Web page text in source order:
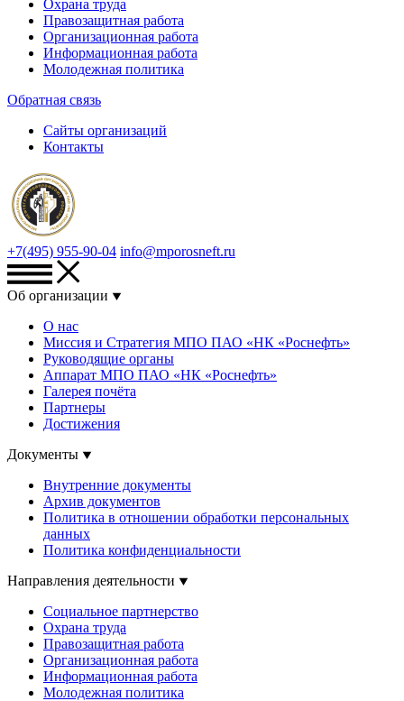
Охрана труда
Правозащитная работа
Организационная работа
Информационная работа
Молодежная политика
Обратная связь
Сайты организаций
Контакты
+7(495) 955-90-04 info@mporosneft.ru
Об организации
О нас
Миссия и Стратегия МПО ПАО «НК «Роснефть»
Руководящие органы
Аппарат МПО ПАО «НК «Роснефть»
Галерея почёта
Партнеры
Достижения
Документы
Внутренние документы
Архив документов
Политика в отношении обработки персональных
данных
Политика конфиденциальности
Направления деятельности
Социальное партнерство
Охрана труда
Правозащитная работа
Организационная работа
Информационная работа
Молодежная политика